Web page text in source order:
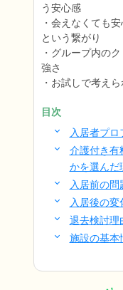
う安心感
会えなくても安
という繋がり
グループ内の
強さ
お試しで考え
目次
入居者プロ
介護付き有
かを選んだ
入居前の
入居後の変
退去検討理
施設の基本